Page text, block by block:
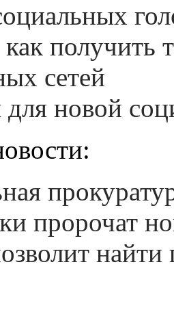
получить
сетей
новой
пророчат